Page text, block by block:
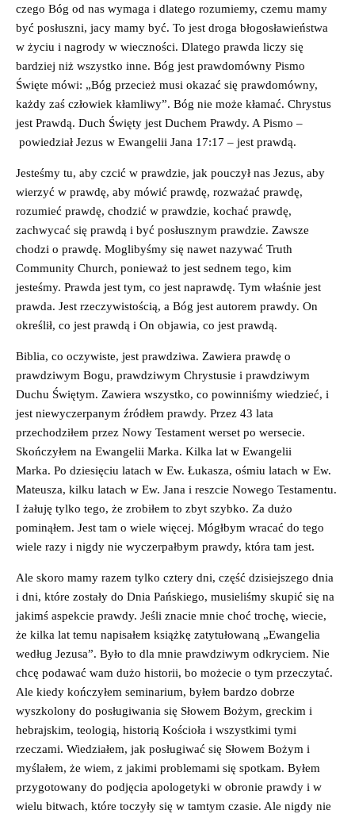
czego Bóg od nas wymaga i dlatego rozumiemy, czemu mamy
być posłuszni, jacy mamy być. To jest droga błogosławieństwa
w życiu i nagrody w wieczności. Dlatego prawda liczy się
bardziej niż wszystko inne. Bóg jest prawdomówny Pismo
Święte mówi: „Bóg przecież musi okazać się prawdomówny,
każdy zaś człowiek kłamliwy”. Bóg nie może kłamać. Chrystus
jest Prawdą. Duch Święty jest Duchem Prawdy. A Pismo –
powiedział Jezus w Ewangelii Jana 17:17 – jest prawdą.
Jesteśmy tu, aby czcić w prawdzie, jak pouczył nas Jezus, aby
wierzyć w prawdę, aby mówić prawdę, rozważać prawdę,
rozumieć prawdę, chodzić w prawdzie, kochać prawdę,
zachwycać się prawdą i być posłusznym prawdzie. Zawsze
chodzi o prawdę. Moglibyśmy się nawet nazywać Truth
Community Church, ponieważ to jest sednem tego, kim
jesteśmy. Prawda jest tym, co jest naprawdę. Tym właśnie jest
prawda. Jest rzeczywistością, a Bóg jest autorem prawdy. On
określił, co jest prawdą i On objawia, co jest prawdą.
Biblia, co oczywiste, jest prawdziwa. Zawiera prawdę o
prawdziwym Bogu, prawdziwym Chrystusie i prawdziwym
Duchu Świętym. Zawiera wszystko, co powinniśmy wiedzieć, i
jest niewyczerpanym źródłem prawdy. Przez 43 lata
przechodziłem przez Nowy Testament werset po wersecie.
Skończyłem na Ewangelii Marka. Kilka lat w Ewangelii
Marka. Po dziesięciu latach w Ew. Łukasza, ośmiu latach w Ew.
Mateusza, kilku latach w Ew. Jana i reszcie Nowego Testamentu.
I żałuję tylko tego, że zrobiłem to zbyt szybko. Za dużo
pominąłem. Jest tam o wiele więcej. Mógłbym wracać do tego
wiele razy i nigdy nie wyczerpałbym prawdy, która tam jest.
Ale skoro mamy razem tylko cztery dni, część dzisiejszego dnia
i dni, które zostały do Dnia Pańskiego, musieliśmy skupić się na
jakimś aspekcie prawdy. Jeśli znacie mnie choć trochę, wiecie,
że kilka lat temu napisałem książkę zatytułowaną „Ewangelia
według Jezusa”. Było to dla mnie prawdziwym odkryciem. Nie
chcę podawać wam dużo historii, bo możecie o tym przeczytać.
Ale kiedy kończyłem seminarium, byłem bardzo dobrze
wyszkolony do posługiwania się Słowem Bożym, greckim i
hebrajskim, teologią, historią Kościoła i wszystkimi tymi
rzeczami. Wiedziałem, jak posługiwać się Słowem Bożym i
myślałem, że wiem, z jakimi problemami się spotkam. Byłem
przygotowany do podjęcia apologetyki w obronie prawdy i w
wielu bitwach, które toczyły się w tamtym czasie. Ale nigdy nie